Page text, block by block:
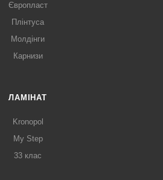
Європласт
Плінтуса
Молдінги
Карнизи
ЛАМІНАТ
Kronopol
My Step
33 клас